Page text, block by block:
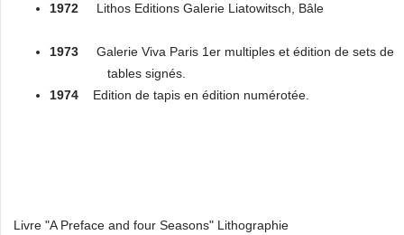
1972 Lithos Editions Galerie Liatowitsch, Bâle
1973 Galerie Viva Paris 1er multiples et édition de sets de
tables signés.
1974 Edition de tapis en édition numérotée.
Livre "A Preface and four Seasons" Lithographie